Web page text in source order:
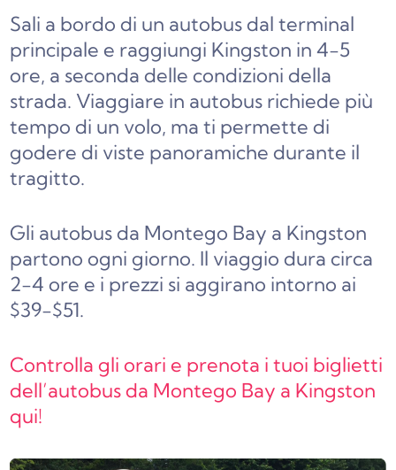
Sali a bordo di un autobus dal terminal
principale e raggiungi Kingston in 4-5
ore, a seconda delle condizioni della
strada. Viaggiare in autobus richiede più
tempo di un volo, ma ti permette di
godere di viste panoramiche durante il
tragitto.
Gli autobus da Montego Bay a Kingston
partono ogni giorno. Il viaggio dura circa
2-4 ore e i prezzi si aggirano intorno ai
$39-$51.
Controlla gli orari e prenota i tuoi biglietti
dell’autobus da Montego Bay a Kingston
qui!